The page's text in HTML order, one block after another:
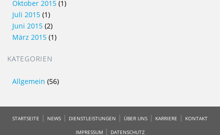
Oktober 2015 (1)
Juli 2015 (1)
Juni 2015 (2)
März 2015 (1)
KATEGORIEN
Allgemein (56)
STARTSEITE | NEWS | DIENSTLEISTUNGEN | ÜBER UNS | KARRIERE |
KONTAKT
IMPRESSUM | DATENSCHUTZ